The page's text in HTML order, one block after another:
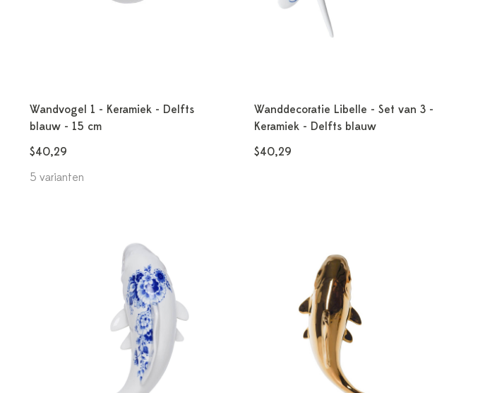
Wandvogel 1 - Keramiek - Delfts
blauw - 15 cm
$40,29
5 varianten
Wanddecoratie Libelle - Set van 3 -
Keramiek - Delfts blauw
$40,29